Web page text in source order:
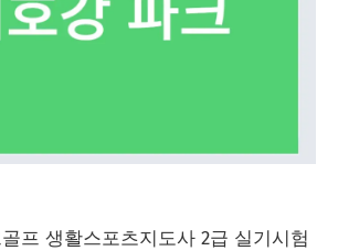
프 생활스포츠지도사 2급 실기시험